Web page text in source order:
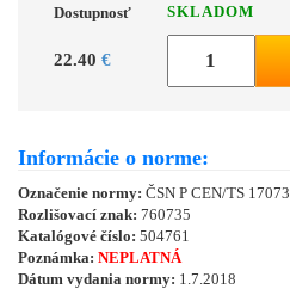
Dostupnosť SKLADOM
22.40 €
Informácie o norme:
Označenie normy: ČSN P CEN/TS 17073
Rozlišovací znak: 760735
Katalógové číslo: 504761
Poznámka: NEPLATNÁ
Dátum vydania normy: 1.7.2018